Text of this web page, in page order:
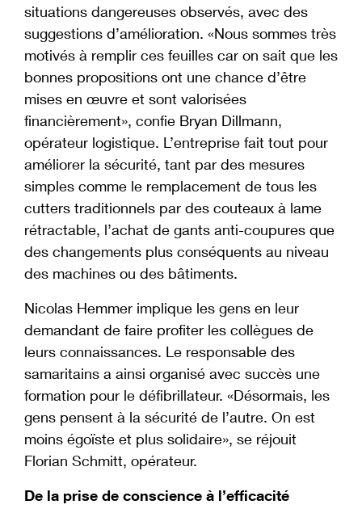
situations dangereuses observés, avec des
suggestions d’amélioration. «Nous sommes très
motivés à remplir ces feuilles car on sait que les
bonnes propositions ont une chance d’être
mises en œuvre et sont valorisées
financièrement», confie Bryan Dillmann,
opérateur logistique. L’entreprise fait tout pour
améliorer la sécurité, tant par des mesures
simples comme le remplacement de tous les
cutters traditionnels par des couteaux à lame
rétractable, l’achat de gants anti-coupures que
des changements plus conséquents au niveau
des machines ou des bâtiments.
Nicolas Hemmer implique les gens en leur
demandant de faire profiter les collègues de
leurs connaissances. Le responsable des
samaritains a ainsi organisé avec succès une
formation pour le défibrillateur. «Désormais, les
gens pensent à la sécurité de l’autre. On est
moins égoïste et plus solidaire», se réjouit
Florian Schmitt, opérateur.
De la prise de conscience à l’efficacité